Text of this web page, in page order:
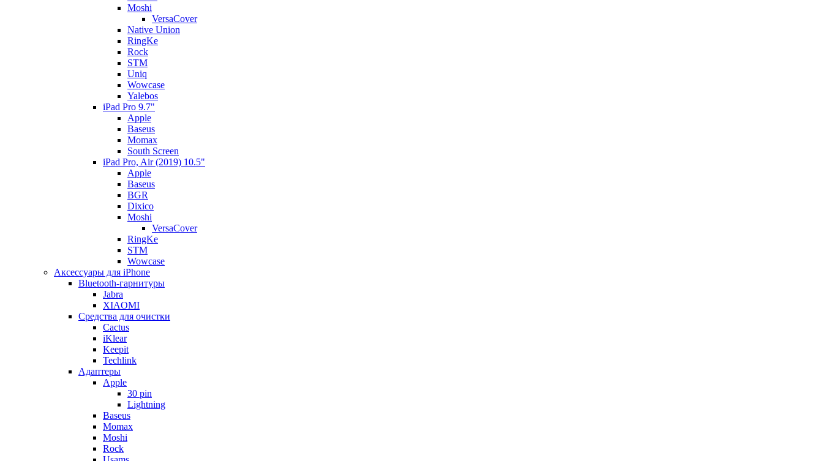
Moshi
VersaCover
Native Union
RingKe
Rock
STM
Uniq
Wowcase
Yalebos
iPad Pro 9.7"
Apple
Baseus
Momax
South Screen
iPad Pro, Air (2019) 10.5"
Apple
Baseus
BGR
Dixico
Moshi
VersaCover
RingKe
STM
Wowcase
Аксессуары для iPhone
Bluetooth-гарнитуры
Jabra
XIAOMI
Cредства для очистки
Cactus
iKlear
Keepit
Techlink
Адаптеры
Apple
30 pin
Lightning
Baseus
Momax
Moshi
Rock